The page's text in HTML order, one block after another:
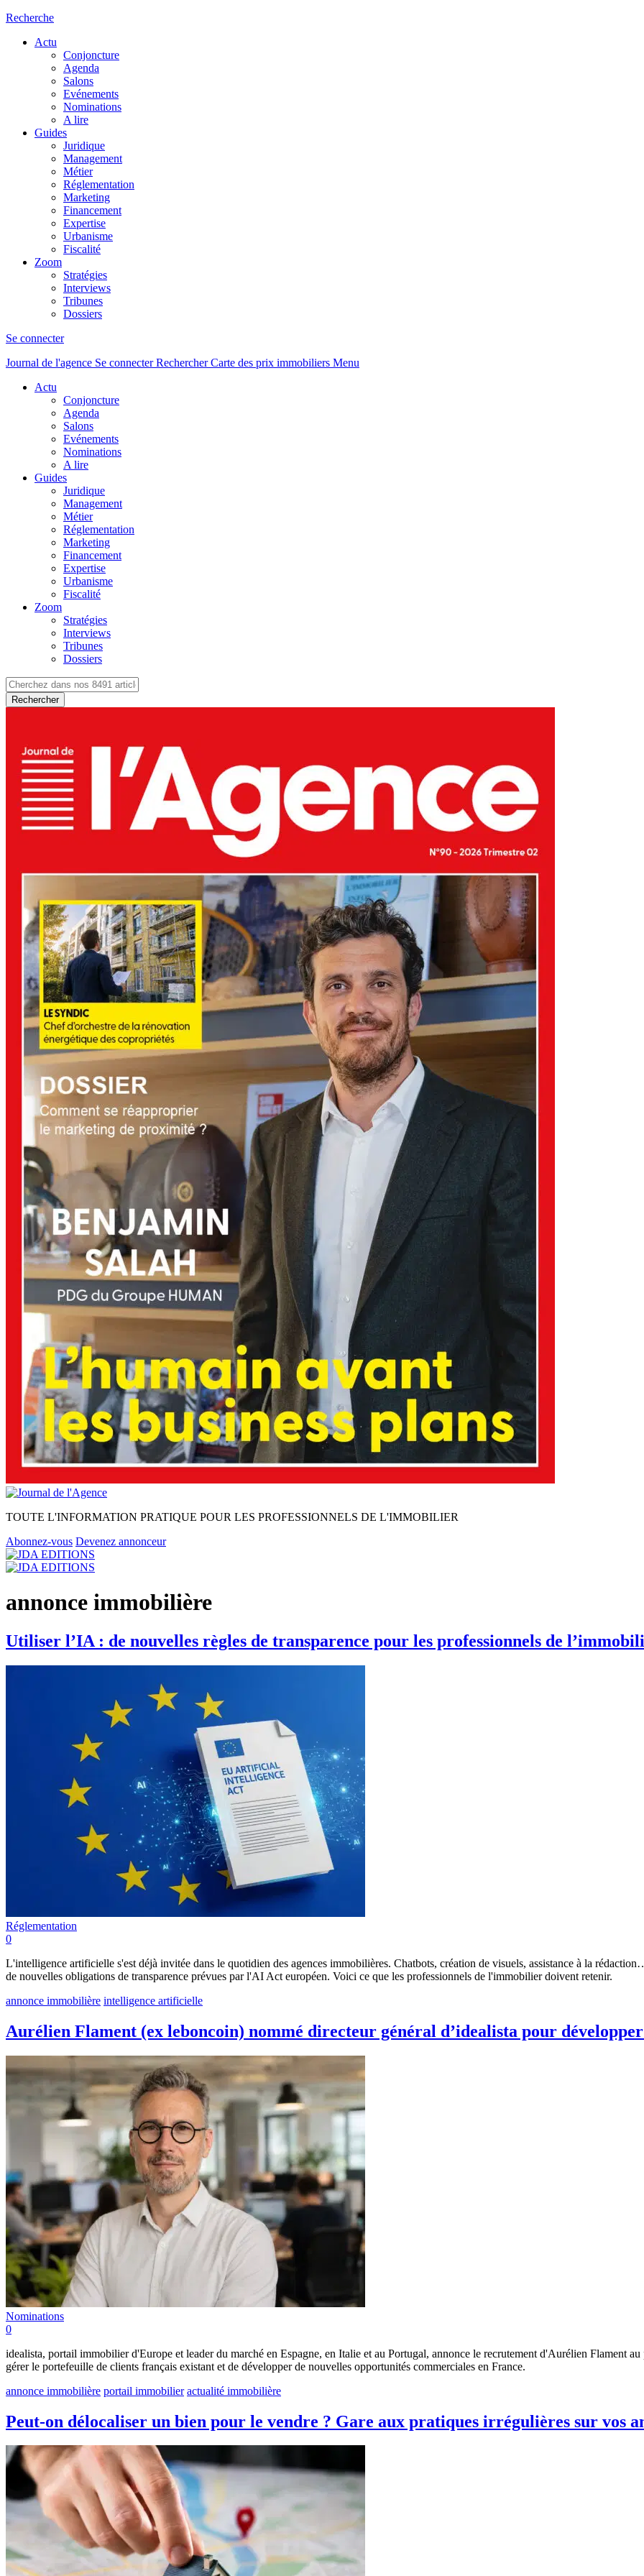
Recherche
Actu
Conjoncture
Agenda
Salons
Evénements
Nominations
A lire
Guides
Juridique
Management
Métier
Réglementation
Marketing
Financement
Expertise
Urbanisme
Fiscalité
Zoom
Stratégies
Interviews
Tribunes
Dossiers
Se connecter
Journal de l'agence Se connecterRechercher Carte des prix immobiliers Menu
Actu
Conjoncture
Agenda
Salons
Evénements
Nominations
A lire
Guides
Juridique
Management
Métier
Réglementation
Marketing
Financement
Expertise
Urbanisme
Fiscalité
Zoom
Stratégies
Interviews
Tribunes
Dossiers
Rechercher
TOUTE L'INFORMATION PRATIQUE POUR LES PROFESSIONNELS DE L'IMMOBILIER
Abonnez-vous Devenez annonceur
annonce immobilière
Utiliser l’IA : de nouvelles règles de transparence pour les professionnels de
Réglementation
0
L'intelligence artificielle s'est déjà invitée dans le quotidien des agences immobilières. Chatbots, création de visuels, assistance à la
de nouvelles obligations de transparence prévues par l'AI Act européen. Voici ce que les professionnels de l'immobilier doivent retenir.
annonce immobilière intelligence artificielle
Aurélien Flament (ex leboncoin) nommé directeur général d’idealista pour
Nominations
0
idealista, portail immobilier d'Europe et leader du marché en Espagne, en Italie et au Portugal, annonce le recrutement d'Aurélien Flament
gérer le portefeuille de clients français existant et de développer de nouvelles opportunités commerciales en France.
annonce immobilière portail immobilier actualité immobilière
Peut-on délocaliser un bien pour le vendre ? Gare aux pratiques irrégulières sur vos